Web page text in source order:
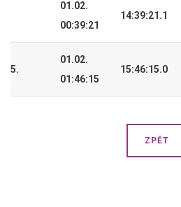
01.02.
00:39:21
14:39:21.1
5.
01.02.
01:46:15
15:46:15.0
ZPĚT